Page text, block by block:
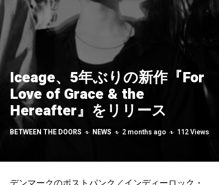
Iceage、5年ぶりの新作『For
Love of Grace & the
Hereafter』をリリース
BETWEEN THE DOORS NEWS 2 months ago 112 Views